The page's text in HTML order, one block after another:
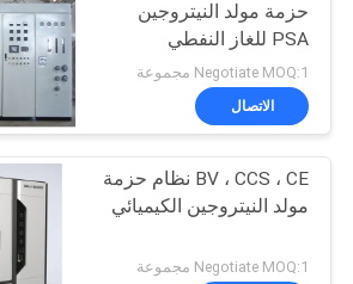
حزمة مولد النيتروجين
PSA للغاز النفطي
Negotiate MOQ:1 مجموعة
الاتصال
BV ، CCS ، CE نظام حزمة
مولد النيتروجين الكيميائي
Negotiate MOQ:1 مجموعة